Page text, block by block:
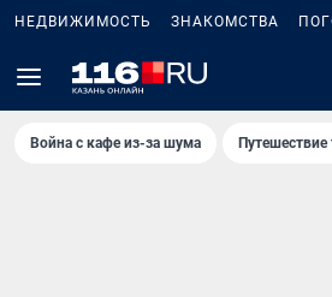
НЕДВИЖИМОСТЬ ЗНАКОМСТВА
Война с кафе из-за шума